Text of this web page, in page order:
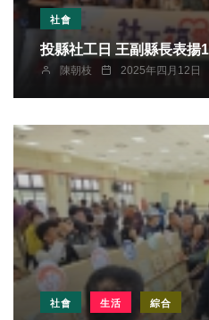
社會
投縣社工日 王副縣長表揚
陳朝枝 2025年四月12日
社會 生活 綜合